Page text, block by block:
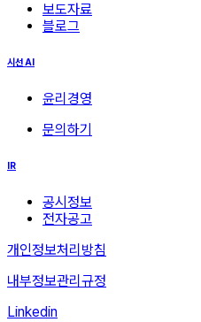
보도자료
블로그
시선 AI
윤리경영
문의하기
IR
공시정보
전자공고
개인정보처리방침
내부정보관리규정
Linkedin